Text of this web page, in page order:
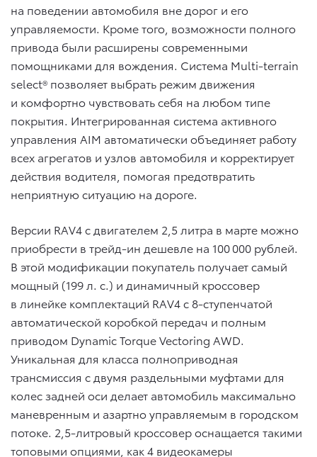
на поведении автомобиля вне дорог и его
управляемости. Кроме того, возможности полного
привода были расширены современными
помощниками для вождения. Система Multi-terrain
select® позволяет выбрать режим движения
и комфортно чувствовать себя на любом типе
покрытия. Интегрированная система активного
управления AIM автоматически объединяет работу
всех агрегатов и узлов автомобиля и корректирует
действия водителя, помогая предотвратить
неприятную ситуацию на дороге.
Версии RAV4 с двигателем 2,5 литра в марте можно
приобрести в трейд-ин дешевле на 100 000 рублей.
В этой модификации покупатель получает самый
мощный (199 л. с.) и динамичный кроссовер
в линейке комплектаций RAV4 с 8-ступенчатой
автоматической коробкой передач и полным
приводом Dynamic Torque Vectoring AWD.
Уникальная для класса полноприводная
трансмиссия с двумя раздельными муфтами для
колес задней оси делает автомобиль максимально
маневренным и азартно управляемым в городском
потоке. 2,5-литровый кроссовер оснащается такими
топовыми опциями, как 4 видеокамеры